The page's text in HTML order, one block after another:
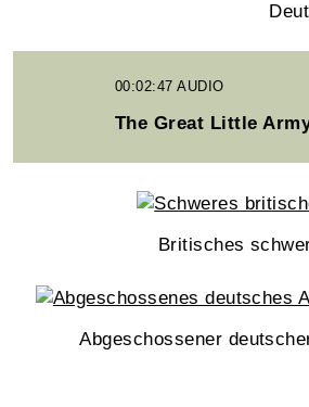
00:02:47AUDIO
The Great Little
Britisches
Abgeschossener